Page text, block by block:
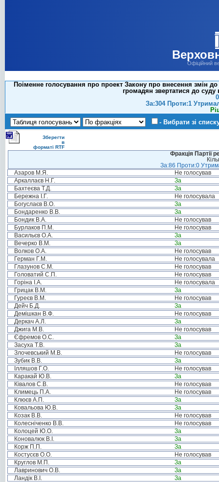
Офіційний
Поіменне голосування про проект Закону про внесення змін
громадян звертатися до суду
За:304 Проти:1
- Вибрати зі
Зберегти
в
форматі RTF
Фракція Партії
За:86 Проти:0
Азаров М.Я.
Не голосував
Аркаллаєв Н.Г.
За
Бахтеєва Т.Д.
За
Бережна І.Г.
Не голосувала
Богуслаєв В.О.
За
Бондаренко В.В.
За
Бондик В.А.
Не голосував
Бурлаков П.М.
Не голосував
Васильєв О.А.
За
Вечерко В.М.
За
Волков О.А.
Не голосував
Герман Г.М.
Не голосувала
Глазунов С.М.
Не голосував
Головатий С.П.
Не голосував
Горіна І.А.
Не голосувала
Грицак В.М.
За
Гуреєв В.М.
Не голосував
Дейч Б.Д.
За
Демішкан В.Ф.
Не голосував
Деркач А.Л.
За
Джига М.В.
Не голосував
Єфремов О.С.
За
Засуха Т.В.
За
Злочевський М.В.
Не голосував
Зубик В.В.
За
Ілляшов Г.О.
Не голосував
Каракай Ю.В.
За
Ківалов С.В.
Не голосував
Климець П.А.
Не голосував
Клюєв А.П.
За
Ковальова Ю.В.
За
Козак В.В.
Не голосував
Колесніченко В.В.
Не голосував
Колоцей Ю.О.
За
Коновалюк В.І.
За
Корж П.П.
За
Костусєв О.О.
Не голосував
Круглов М.П.
За
Лавринович О.В.
За
Ландік В.І.
За